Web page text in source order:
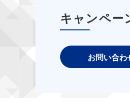
キャンペー
お問い合わ